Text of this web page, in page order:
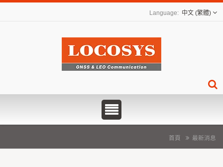
中文 (繁體)
首頁 最新消息